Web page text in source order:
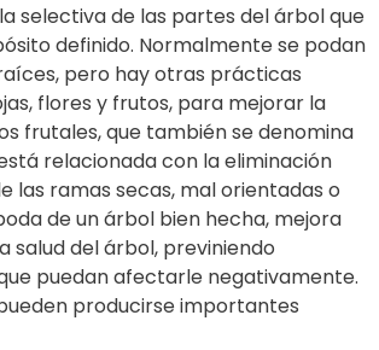
selectiva de las partes del árbol que
definido. Normalmente se podan
pero hay otras prácticas
flores y frutos, para mejorar la
frutales, que también se denomina
relacionada con la eliminación
las ramas secas, mal orientadas o
de un árbol bien hecha, mejora
salud del árbol, previniendo
puedan afectarle negativamente.
producirse importantes